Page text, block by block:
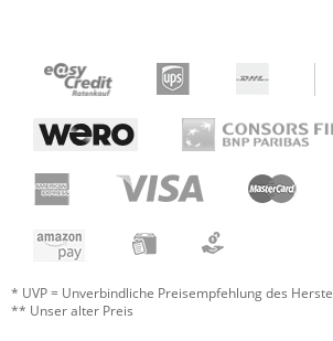
* UVP = Unverbindliche Preisempfehlung des
** Unser alter Preis